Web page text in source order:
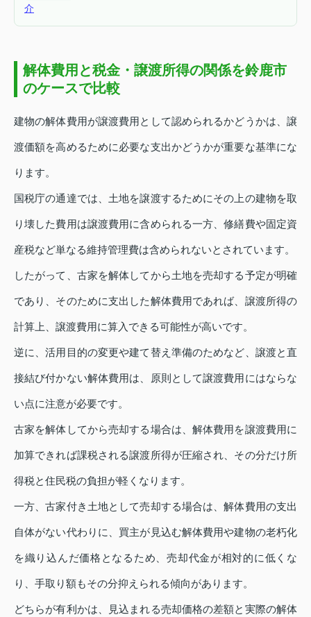
介
解体費用と税金・譲渡所得の関係を鈴鹿市
のケースで比較
建物の解体費用が譲渡費用として認められるかどうかは、譲
渡価額を高めるために必要な支出かどうかが重要な基準にな
ります。
国税庁の通達では、土地を譲渡するためにその上の建物を取
り壊した費用は譲渡費用に含められる一方、修繕費や固定資
産税など単なる維持管理費は含められないとされています。
したがって、古家を解体してから土地を売却する予定が明確
であり、そのために支出した解体費用であれば、譲渡所得の
計算上、譲渡費用に算入できる可能性が高いです。
逆に、活用目的の変更や建て替え準備のためなど、譲渡と直
接結び付かない解体費用は、原則として譲渡費用にはならな
い点に注意が必要です。
古家を解体してから売却する場合は、解体費用を譲渡費用に
加算できれば課税される譲渡所得が圧縮され、その分だけ所
得税と住民税の負担が軽くなります。
一方、古家付き土地として売却する場合は、解体費用の支出
自体がない代わりに、買主が見込む解体費用や建物の老朽化
を織り込んだ価格となるため、売却代金が相対的に低くな
り、手取り額もその分抑えられる傾向があります。
どちらが有利かは、見込まれる売却価格の差額と実際の解体